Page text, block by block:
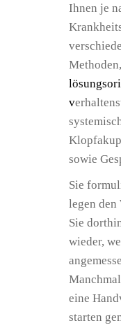
Ihnen je
v
sowie
Sie
legen den
Sie
wieder,
eine
starten